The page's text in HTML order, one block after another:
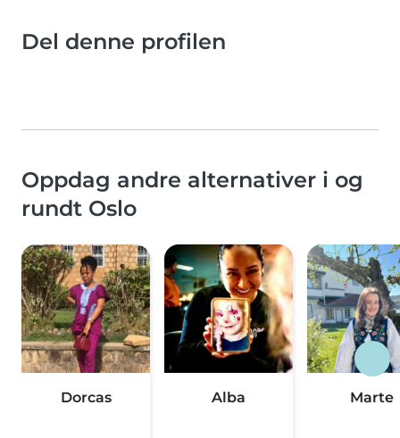
Del denne profilen
Oppdag andre alternativer i og
rundt Oslo
Dorcas Alba Marte